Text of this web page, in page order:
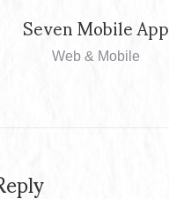
Seven Mobile App
Web & Mobile